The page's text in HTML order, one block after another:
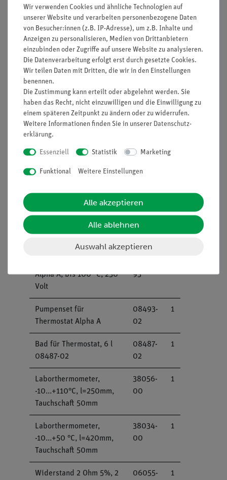
Durchflusswärmetauscher
04366-
01
2
Wärmeleitpaste, 60 g
03747-
00
1
00
Schiebewiderstand 33
Ohm, 160 W
06112-
1
PHYWE
Digitalmultimeter, 600V
MΩ, 200µF, 20 kHz,
07122-
00
2
Digitale Stoppuhr, 24 h,
24025-
Alpha A, bis 100 °C, 230
Volt
93
Pumpenset für
Thermostat Alpha A
08493-
02
1
Bad für Thermostat, 6 l
08487-02
08487-
02
1
Laborthermometer,
-10...+110°C, l=250mm,
Tauchschaft 50mm
38056-
00
1
Laborthermometer,
-10...+50 °C, l=420mm,
Tauchschaft 50mm
38034-
00
1
Widerstand 2 Ohm 5%, 2
06055-
1
Wir verwenden Cookies und ähnliche Technologien auf
unserer Website und verarbeiten personenbezogene Daten
von Besucher:innen (z.B. IP-Adresse), um z.B. Inhalte und
Anzeigen zu personalisieren, Medien von Drittanbietern
einzubinden oder Zugriffe auf unsere Website zu analysieren.
Die Datenverarbeitung erfolgt erst durch gesetzte Cookies.
Wir teilen Daten mit Dritten, die wir in den Einstellungen
benennen.
Die Zustimmung kann erteilt oder abgelehnt werden. Sie
haben das Recht, nicht einzuwilligen und die Einwilligung zu
einem späteren Zeitpunkt zu ändern oder zu widerrufen.
Weitere Informationen finden Sie in unserer Daten­schutz­
erklärung.
Essenziell Statistik Marketing
Funktional Weitere Einstellungen
Alle akzeptieren
Alle ablehnen
Auswahl akzeptieren